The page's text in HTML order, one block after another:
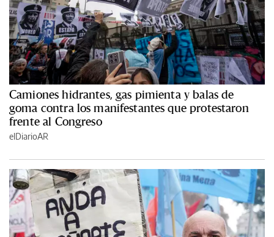
Camiones hidrantes, gas pimienta y balas de
goma contra los manifestantes que protestaron
frente al Congreso
elDiarioAR